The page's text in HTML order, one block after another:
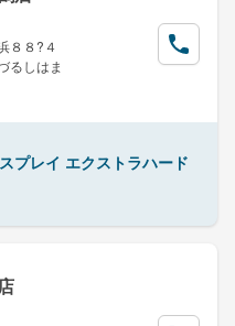
８８?４
るしはま
プレイ エクストラハード